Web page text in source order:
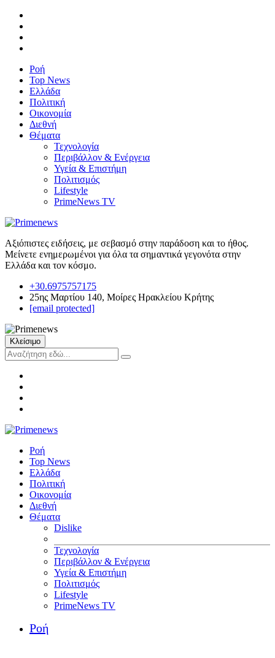
Ροή
Top News
Ελλάδα
Πολιτική
Οικονομία
Διεθνή
Θέματα
Τεχνολογία
Περιβάλλον & Ενέργεια
Υγεία & Επιστήμη
Πολιτισμός
Lifestyle
PrimeNews TV
Αξιόπιστες ειδήσεις, με σεβασμό στην παράδοση και το ήθος.
Μείνετε ενημερωμένοι για όλα τα σημαντικά γεγονότα στην
Ελλάδα και τον κόσμο.
+30.6975757175
25ης Μαρτίου 140, Μοίρες Ηρακλείου Κρήτης
[email protected]
Κλείσιμο
Ροή
Top News
Ελλάδα
Πολιτική
Οικονομία
Διεθνή
Θέματα
Dislike
Τεχνολογία
Περιβάλλον & Ενέργεια
Υγεία & Επιστήμη
Πολιτισμός
Lifestyle
PrimeNews TV
Ροή